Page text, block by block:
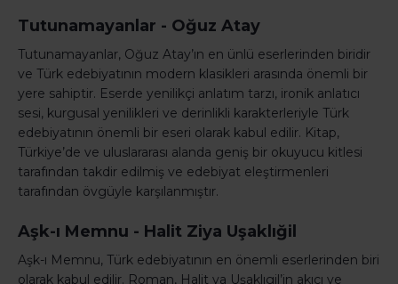
Tutunamayanlar - Oğuz Atay
Tutunamayanlar, Oğuz Atay’ın en ünlü eserlerinden biridir
ve Türk edebiyatının modern klasikleri arasında önemli bir
yere sahiptir. Eserde yenilikçi anlatım tarzı, ironik anlatıcı
sesi, kurgusal yenilikleri ve derinlikli karakterleriyle Türk
edebiyatının önemli bir eseri olarak kabul edilir. Kitap,
Türkiye’de ve uluslararası alanda geniş bir okuyucu kitlesi
tarafından takdir edilmiş ve edebiyat eleştirmenleri
tarafından övgüyle karşılanmıştır.
Aşk-ı Memnu - Halit Ziya Uşaklığil
Aşk-ı Memnu, Türk edebiyatının en önemli eserlerinden biri
olarak kabul edilir. Roman, Halit ya Uşaklıgil’in akıcı ve